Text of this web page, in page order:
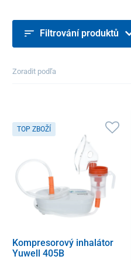
Filtrování produktů
Zoradit podľa
TOP ZBOŽÍ
Kompresorový inhalátor
Yuwell 405B